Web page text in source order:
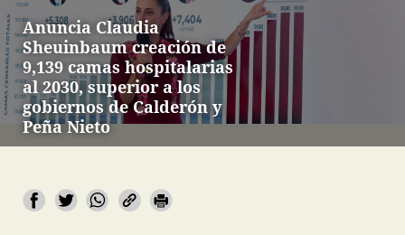
Anuncia Claudia
Sheuinbaum creación de
9,139 camas hospitalarias
al 2030, superior a los
gobiernos de Calderón y
Peña Nieto